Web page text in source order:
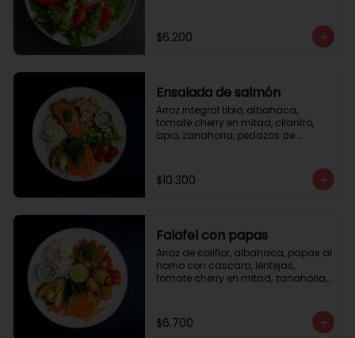
$6.200
Ensalada de salmón
Arroz integral tibio, albahaca,
tomate cherry en mitad, cilantro,
apio, zanahoria, pedazos de
verde, limón.
$10.300
Falafel con papas
Arroz de coliflor, albahaca, papas al
horno con cascara, lentejas,
tomate cherry en mitad, zanahoria,
$6.700